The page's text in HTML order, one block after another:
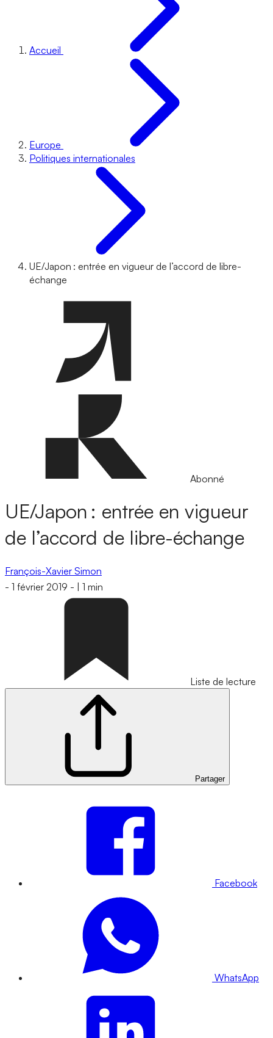
Accueil
Europe
Politiques internationales
UE/Japon : entrée en vigueur de l’accord de libre-
échange
Abonné
UE/Japon : entrée en vigueur
de l’accord de libre-échange
François-Xavier Simon
- 1 février 2019 - 1 min
Liste de lecture
Partager
Facebook
WhatsApp